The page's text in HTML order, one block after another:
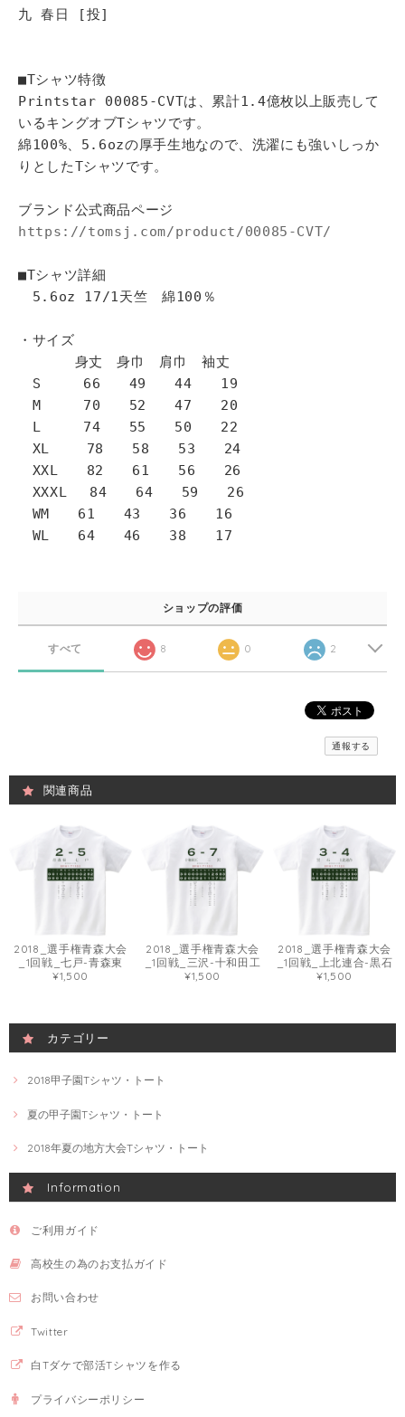
九 春日 [投]
■Tシャツ特徴
Printstar 00085-CVTは、累計1.4億枚以上販売して
いるキングオブTシャツです。
綿100%、5.6ozの厚手生地なので、洗濯にも強いしっか
りとしたTシャツです。
ブランド公式商品ページ
https://tomsj.com/product/00085-CVT/
■Tシャツ詳細
5.6oz 17/1天竺 綿100％
・サイズ
身丈 身巾 肩巾 袖丈
S 66 49 44 19
M 70 52 47 20
L 74 55 50 22
XL 78 58 53 24
XXL 82 61 56 26
XXXL 84 64 59 26
WM 61 43 36 16
WL 64 46 38 17
ショップの評価
すべて 8 0 2
通報する
関連商品
2018_選手権青森大会
_1回戦_七戸-青森東
¥1,500
2018_選手権青森大会
_1回戦_三沢-十和田工
¥1,500
2018_選手権青森大会
_1回戦_上北連合-黒石
¥1,500
カテゴリー
2018甲子園Tシャツ・トート
夏の甲子園Tシャツ・トート
2018年夏の地方大会Tシャツ・トート
Information
ご利用ガイド
高校生の為のお支払ガイド
お問い合わせ
Twitter
白Tダケで部活Tシャツを作る
プライバシーポリシー